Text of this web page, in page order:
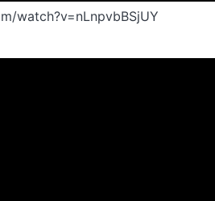
watch?v=nLnpvbBSjUY